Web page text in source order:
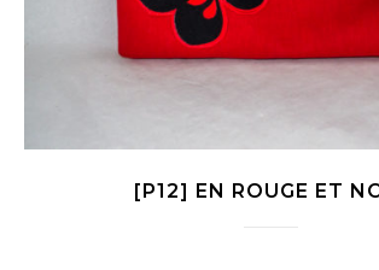
[P12] EN ROUGE ET